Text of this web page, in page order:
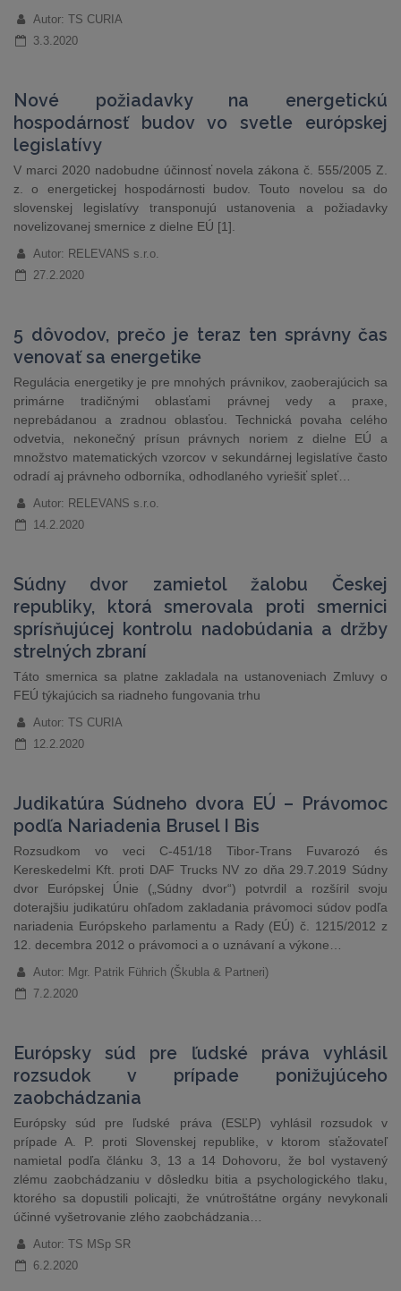
Autor: TS CURIA
3.3.2020
Nové požiadavky na energetickú
hospodárnosť budov vo svetle európskej
legislatívy
V marci 2020 nadobudne účinnosť novela zákona č. 555/2005 Z.
z. o energetickej hospodárnosti budov. Touto novelou sa do
slovenskej legislatívy transponujú ustanovenia a požiadavky
novelizovanej smernice z dielne EÚ [1].
Autor: RELEVANS s.r.o.
27.2.2020
5 dôvodov, prečo je teraz ten správny čas
venovať sa energetike
Regulácia energetiky je pre mnohých právnikov, zaoberajúcich sa
primárne tradičnými oblasťami právnej vedy a praxe,
neprebádanou a zradnou oblasťou. Technická povaha celého
odvetvia, nekonečný prísun právnych noriem z dielne EÚ a
množstvo matematických vzorcov v sekundárnej legislatíve často
odradí aj právneho odborníka, odhodlaného vyriešiť spleť…
Autor: RELEVANS s.r.o.
14.2.2020
Súdny dvor zamietol žalobu Českej
republiky, ktorá smerovala proti smernici
sprísňujúcej kontrolu nadobúdania a držby
strelných zbraní
Táto smernica sa platne zakladala na ustanoveniach Zmluvy o
FEÚ týkajúcich sa riadneho fungovania trhu
Autor: TS CURIA
12.2.2020
Judikatúra Súdneho dvora EÚ – Právomoc
podľa Nariadenia Brusel I Bis
Rozsudkom vo veci C-451/18 Tibor-Trans Fuvarozó és
Kereskedelmi Kft. proti DAF Trucks NV zo dňa 29.7.2019 Súdny
dvor Európskej Únie („Súdny dvor“) potvrdil a rozšíril svoju
doterajšiu judikatúru ohľadom zakladania právomoci súdov podľa
nariadenia Európskeho parlamentu a Rady (EÚ) č. 1215/2012 z
12. decembra 2012 o právomoci a o uznávaní a výkone…
Autor: Mgr. Patrik Führich (Škubla & Partneri)
7.2.2020
Európsky súd pre ľudské práva vyhlásil
rozsudok v prípade ponižujúceho
zaobchádzania
Európsky súd pre ľudské práva (ESĽP) vyhlásil rozsudok v
prípade A. P. proti Slovenskej republike, v ktorom sťažovateľ
namietal podľa článku 3, 13 a 14 Dohovoru, že bol vystavený
zlému zaobchádzaniu v dôsledku bitia a psychologického tlaku,
ktorého sa dopustili policajti, že vnútroštátne orgány nevykonali
účinné vyšetrovanie zlého zaobchádzania…
Autor: TS MSp SR
6.2.2020